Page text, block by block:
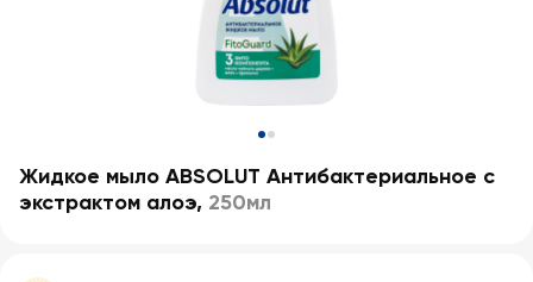
Жидкое мыло ABSOLUT Антибактериальное с
экстрактом алоэ, 250мл